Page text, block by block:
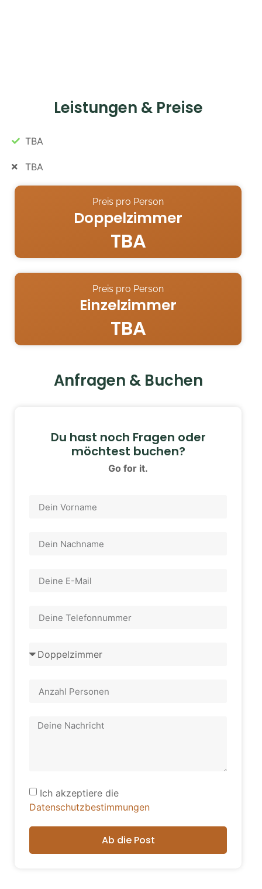
Leistungen & Preise
TBA
TBA
Preis pro Person
Doppelzimmer
TBA
Preis pro Person
Einzelzimmer
TBA
Anfragen & Buchen
Du hast noch Fragen oder
möchtest buchen?
Go for it.
Ich akzeptiere die
Datenschutzbestimmungen
Ab die Post